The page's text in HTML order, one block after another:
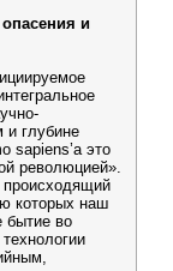
и
и глубине
sapiens’a это
революцией».
происходящий
которых наш
бытие во